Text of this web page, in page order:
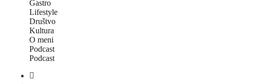
Gastro
Lifestyle
Društvo
Kultura
O meni
Podcast
Podcast